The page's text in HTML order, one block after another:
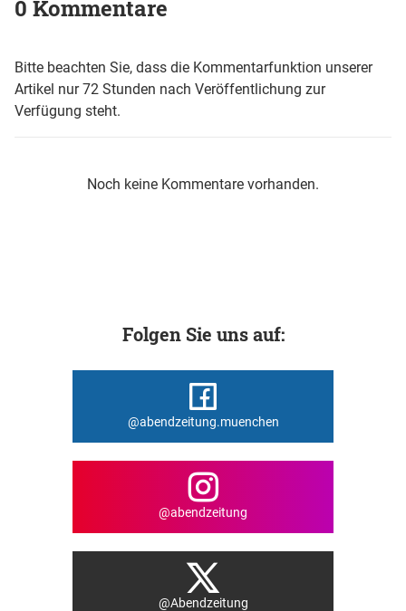
0 Kommentare
Bitte beachten Sie, dass die Kommentarfunktion unserer
Artikel nur 72 Stunden nach Veröffentlichung zur
Verfügung steht.
Noch keine Kommentare vorhanden.
Folgen Sie uns auf:
@abendzeitung.muenchen
@abendzeitung
@Abendzeitung